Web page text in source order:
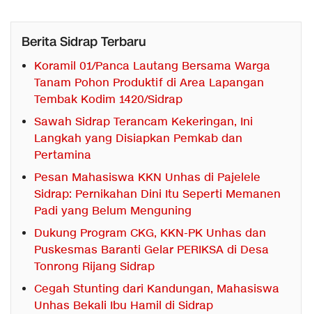
Berita Sidrap Terbaru
Koramil 01/Panca Lautang Bersama Warga
Tanam Pohon Produktif di Area Lapangan
Tembak Kodim 1420/Sidrap
Sawah Sidrap Terancam Kekeringan, Ini
Langkah yang Disiapkan Pemkab dan
Pertamina
Pesan Mahasiswa KKN Unhas di Pajelele
Sidrap: Pernikahan Dini Itu Seperti Memanen
Padi yang Belum Menguning
Dukung Program CKG, KKN-PK Unhas dan
Puskesmas Baranti Gelar PERIKSA di Desa
Tonrong Rijang Sidrap
Cegah Stunting dari Kandungan, Mahasiswa
Unhas Bekali Ibu Hamil di Sidrap